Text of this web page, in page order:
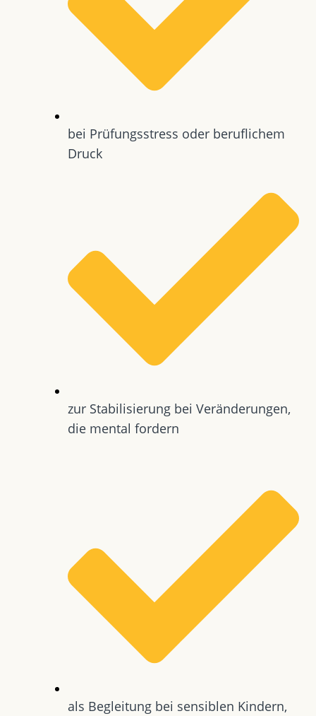
bei Prüfungsstress oder beruflichem
Druck
zur Stabilisierung bei Veränderungen,
die mental fordern
als Begleitung bei sensiblen Kindern,